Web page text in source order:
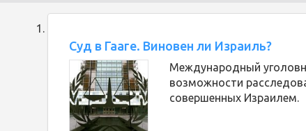
Суд в Гааге. Виновен ли Израиль?
Международный
возможности
совершенных Израилем.